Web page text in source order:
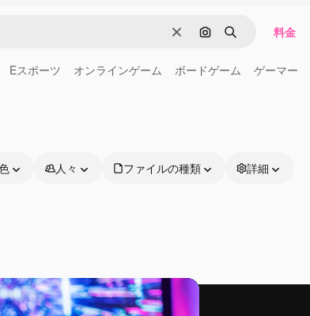
消去 画像で検索
検索 料金
Eスポーツ オンラインゲーム ボードゲーム ゲーマー
人々 ファイルの種類 詳細